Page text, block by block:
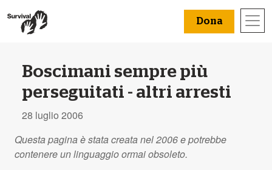
Dona
Boscimani sempre più
perseguitati - altri arresti
28 luglio 2006
Questa pagina è stata creata nel 2006 e potrebbe
contenere un linguaggio ormai obsoleto.